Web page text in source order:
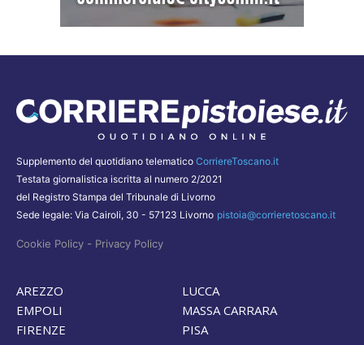
Supplemento del quotidiano telematico CorriereToscano.it
Testata giornalistica iscritta al numero 2/2021
del Registro Stampa del Tribunale di Livorno
Sede legale: Via Cairoli, 30 - 57123 Livorno pistoia@corrieretoscano.it
Cookie Policy - Privacy Policy
AREZZO
EMPOLI
FIRENZE
LUCCA
MASSA CARRARA
PISA